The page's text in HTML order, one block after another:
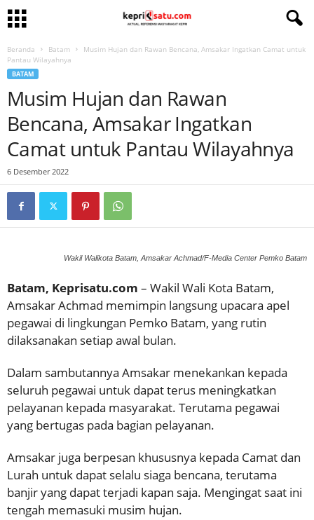
Beranda Batam
Musim Hujan dan Rawan Bencana, Amsakar Ingatkan Camat untuk
Pantau Wilayahnya
BATAM
Musim Hujan dan Rawan
Bencana, Amsakar Ingatkan
Camat untuk Pantau Wilayahnya
6 Desember 2022
Wakil Walikota Batam, Amsakar Achmad/F-Media Center Pemko Batam
Batam, Keprisatu.com – Wakil Wali Kota Batam,
Amsakar Achmad memimpin langsung upacara apel
pegawai di lingkungan Pemko Batam, yang rutin
dilaksanakan setiap awal bulan.
Dalam sambutannya Amsakar menekankan kepada
seluruh pegawai untuk dapat terus meningkatkan
pelayanan kepada masyarakat. Terutama pegawai
yang bertugas pada bagian pelayanan.
Amsakar juga berpesan khususnya kepada Camat dan
Lurah untuk dapat selalu siaga bencana, terutama
banjir yang dapat terjadi kapan saja. Mengingat saat ini
tengah memasuki musim hujan.